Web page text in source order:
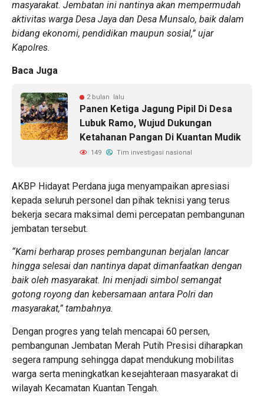
masyarakat. Jembatan ini nantinya akan mempermudah
aktivitas warga Desa Jaya dan Desa Munsalo, baik dalam
bidang ekonomi, pendidikan maupun sosial,” ujar
Kapolres.
Baca Juga
2 bulan lalu
Panen Ketiga Jagung Pipil Di Desa
Lubuk Ramo, Wujud Dukungan
Ketahanan Pangan Di Kuantan Mudik
149 Tim investigasi nasional
AKBP Hidayat Perdana juga menyampaikan apresiasi
kepada seluruh personel dan pihak teknisi yang terus
bekerja secara maksimal demi percepatan pembangunan
jembatan tersebut.
“Kami berharap proses pembangunan berjalan lancar
hingga selesai dan nantinya dapat dimanfaatkan dengan
baik oleh masyarakat. Ini menjadi simbol semangat
gotong royong dan kebersamaan antara Polri dan
masyarakat,” tambahnya.
Dengan progres yang telah mencapai 60 persen,
pembangunan Jembatan Merah Putih Presisi diharapkan
segera rampung sehingga dapat mendukung mobilitas
warga serta meningkatkan kesejahteraan masyarakat di
wilayah Kecamatan Kuantan Tengah.